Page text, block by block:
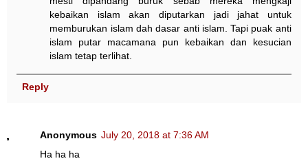
kebaikan islam akan diputarkan jadi jahat untuk
memburukan islam dah dasar anti islam. Tapi puak anti
islam putar macamana pun kebaikan dan kesucian
islam tetap terlihat.
Reply
Anonymous July 20, 2018 at 7:36 AM
Ha ha ha